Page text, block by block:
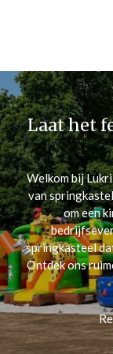
hoofdinhoud
Laat het
Welkom bij
van
om een
springkasteel
Ontdek ons